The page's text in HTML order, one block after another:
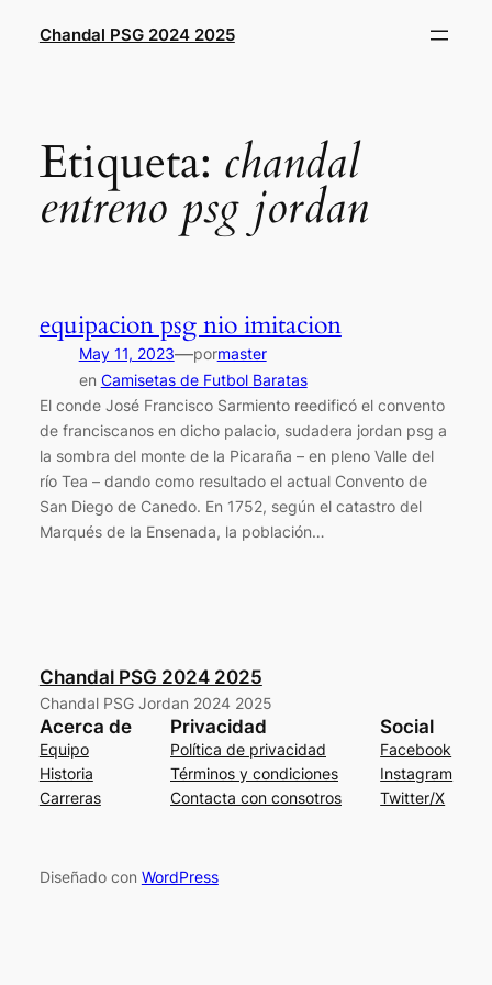
Chandal PSG 2024 2025
Etiqueta: chandal
entreno psg jordan
equipacion psg nio imitacion
May 11, 2023—pormaster
en Camisetas de Futbol Baratas
El conde José Francisco Sarmiento reedificó el convento
de franciscanos en dicho palacio, sudadera jordan psg a
la sombra del monte de la Picaraña – en pleno Valle del
río Tea – dando como resultado el actual Convento de
San Diego de Canedo. En 1752, según el catastro del
Marqués de la Ensenada, la población…
Chandal PSG 2024 2025
Chandal PSG Jordan 2024 2025
Acerca de
Equipo
Historia
Carreras
Privacidad
Política de privacidad
Términos y condiciones
Contacta con consotros
Social
Facebook
Instagram
Twitter/X
Diseñado con WordPress